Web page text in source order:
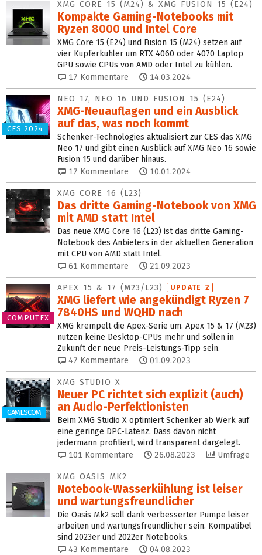
XMG CORE 15 (M24) & XMG FUSION 15 (E24)
Kompakte Gaming-Notebooks mit
Ryzen 8000 und Intel Core
XMG Core 15 (E24) und Fusion 15 (M24) setzen auf
vier Kupferkühler um RTX 4060 oder 4070 Laptop
GPU sowie CPUs von AMD oder Intel zu kühlen.
17 Kommentare 14.03.2024
CES 2024
NEO 17, NEO 16 UND FUSION 15 (E24)
XMG-Neuauflagen und ein Ausblick
auf das, was noch kommt
Schenker-Technologies aktualisiert zur CES das XMG
Neo 17 und gibt einen Ausblick auf XMG Neo 16 sowie
Fusion 15 und darüber hinaus.
17 Kommentare 10.01.2024
XMG CORE 16 (L23)
Das dritte Gaming-Notebook von XMG
mit AMD statt Intel
Das neue XMG Core 16 (L23) ist das dritte Gaming-
Notebook des Anbieters in der aktuellen Generation
mit CPU von AMD statt Intel.
61 Kommentare 21.09.2023
COMPUTEX
APEX 15 & 17 (M23/L23) UPDATE 2
XMG liefert wie angekündigt Ryzen 7
7840HS und WQHD nach
XMG krempelt die Apex-Serie um. Apex 15 & 17 (M23)
nutzen keine Desktop-CPUs mehr und sollen in
Zukunft der neue Preis-Leistungs-Tipp sein.
47 Kommentare 01.09.2023
GAMESCOM
XMG STUDIO X
Neuer PC richtet sich explizit (auch)
an Audio-Perfektionisten
Beim XMG Studio X optimiert Schenker ab Werk auf
eine geringe DPC-Latenz. Dass davon nicht
jedermann profitiert, wird transparent dargelegt.
101 Kommentare 26.08.2023 Umfrage
XMG OASIS MK2
Notebook-Wasserkühlung ist leiser
und wartungsfreundlicher
Die Oasis Mk2 soll dank verbesserter Pumpe leiser
arbeiten und wartungsfreundlicher sein. Kompatibel
sind 2023er und 2022er Notebooks.
43 Kommentare 04.08.2023